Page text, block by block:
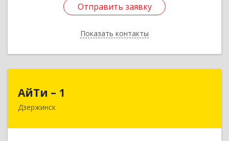
Отправить заявку
Показать контакты
Отправить заявку
Назад
АйТи – 1
Дзержинск606015, Нижегородская обл, Дзержинск г,